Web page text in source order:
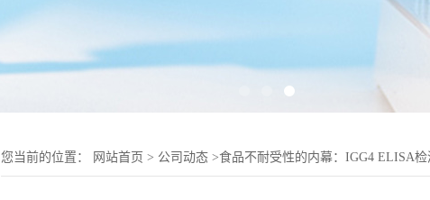
您当前的位置： 网站首页 > 公司动态 >食品不耐受性的内幕：IGG4 ELISA